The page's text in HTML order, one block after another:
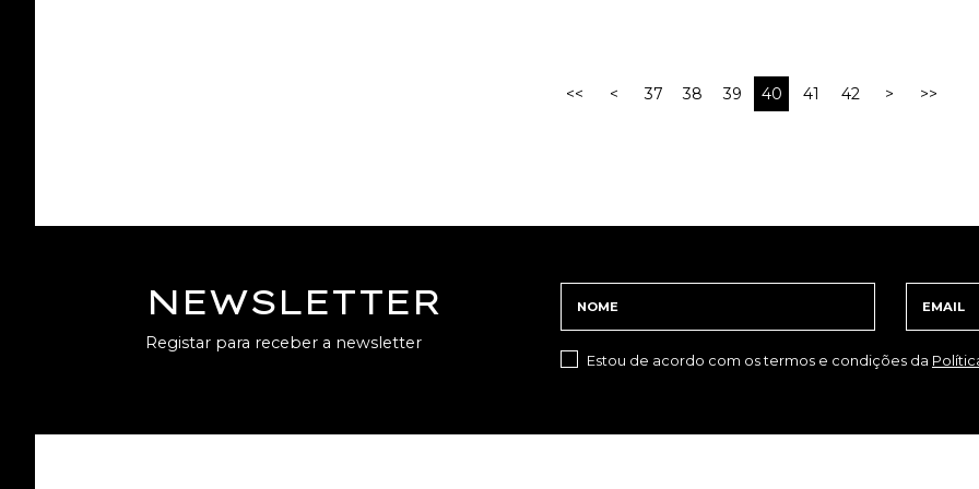
<< < 37 38 39 40 41 42 > >>
NEWSLETTER
Registar para receber a newsletter
Estou de acordo com os termos e condições da